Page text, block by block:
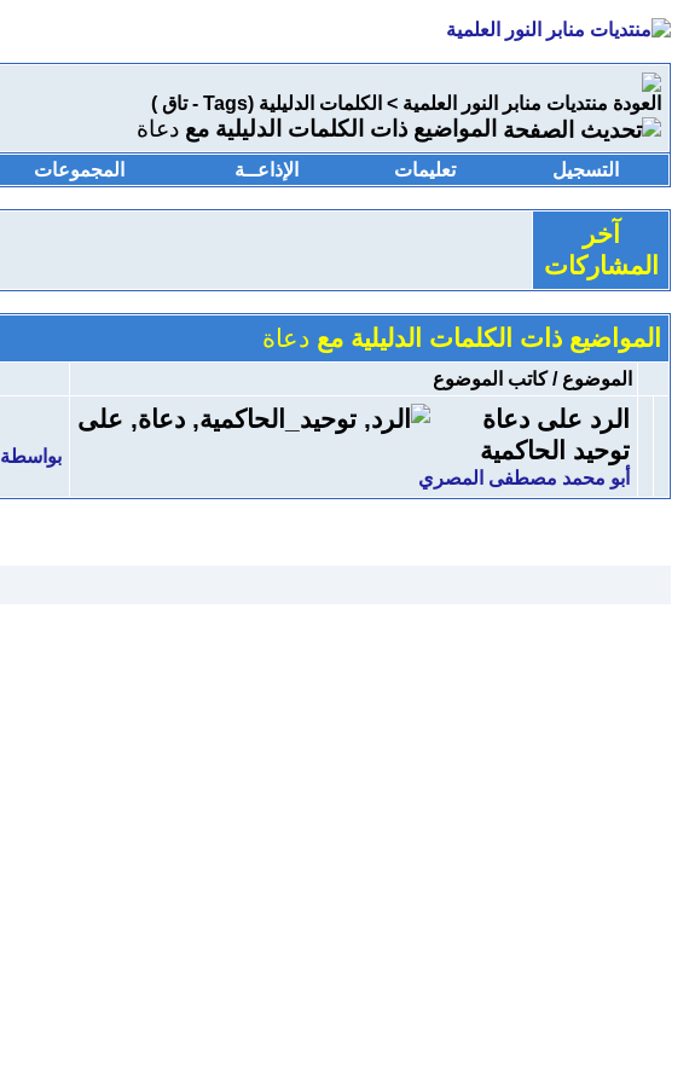
منتديات منابر النور العلمية > الكلمات الدليلية (Tags - تاق )
المواضيع ذات الكلمات الدليلية مع دعاة
التسجيل تعليمات الإذاعــة المجموعات
آخر
المشاركات
المواضيع ذات الكلمات الدليلية مع دعاة
الموضوع / كاتب الموضوع
الرد على دعاة
توحيد الحاكمية
أبو محمد مصطفى المصري
بواسطة